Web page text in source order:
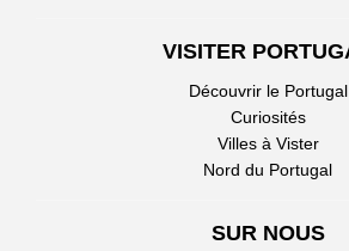
VISITER
Découvrir le Portugal
Curiosités
Villes à Vister
Nord du Portugal
SUR NOUS